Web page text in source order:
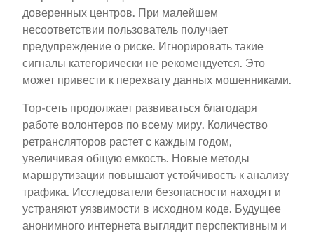
доверенных центров. При малейшем
несоответствии пользователь получает
предупреждение о риске. Игнорировать такие
сигналы категорически не рекомендуется. Это
может привести к перехвату данных мошенниками.
Тор-сеть продолжает развиваться благодаря
работе волонтеров по всему миру. Количество
ретрансляторов растет с каждым годом,
увеличивая общую емкость. Новые методы
маршрутизации повышают устойчивость к анализу
трафика. Исследователи безопасности находят и
устраняют уязвимости в исходном коде. Будущее
анонимного интернета выглядит перспективным и